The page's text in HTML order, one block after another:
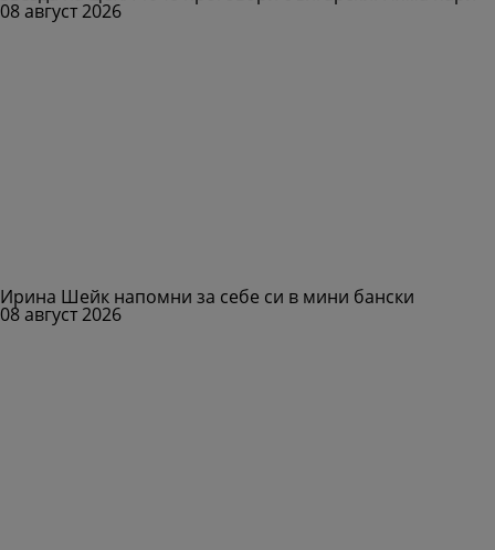
08 август 2026
Ирина Шейк напомни за себе си в мини бански
08 август 2026